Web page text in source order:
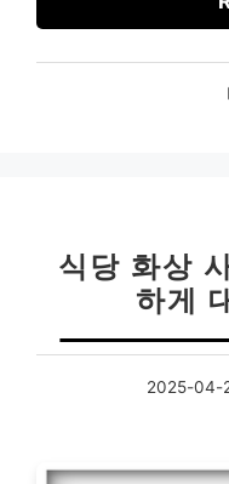
식당 화상
하게
2025-04-